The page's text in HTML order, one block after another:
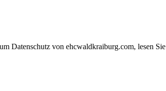
Datenschutz von ehcwaldkraiburg.com, lesen Sie